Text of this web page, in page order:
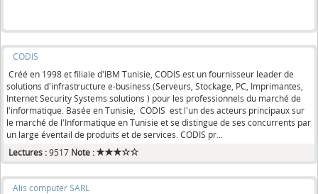
CODIS
Créé en 1998 et filiale d'IBM Tunisie, CODIS est un fournisseur leader de
solutions d'infrastructure e-business (Serveurs, Stockage, PC, Imprimantes,
Internet Security Systems solutions ) pour les professionnels du marché de
l'informatique. Basée en Tunisie, CODIS est l'un des acteurs principaux sur
le marché de l'Informatique en Tunisie et se distingue de ses concurrents par
un large éventail de produits et de services. CODIS pr...
Lectures :9517 Note :
Alis computer SARL